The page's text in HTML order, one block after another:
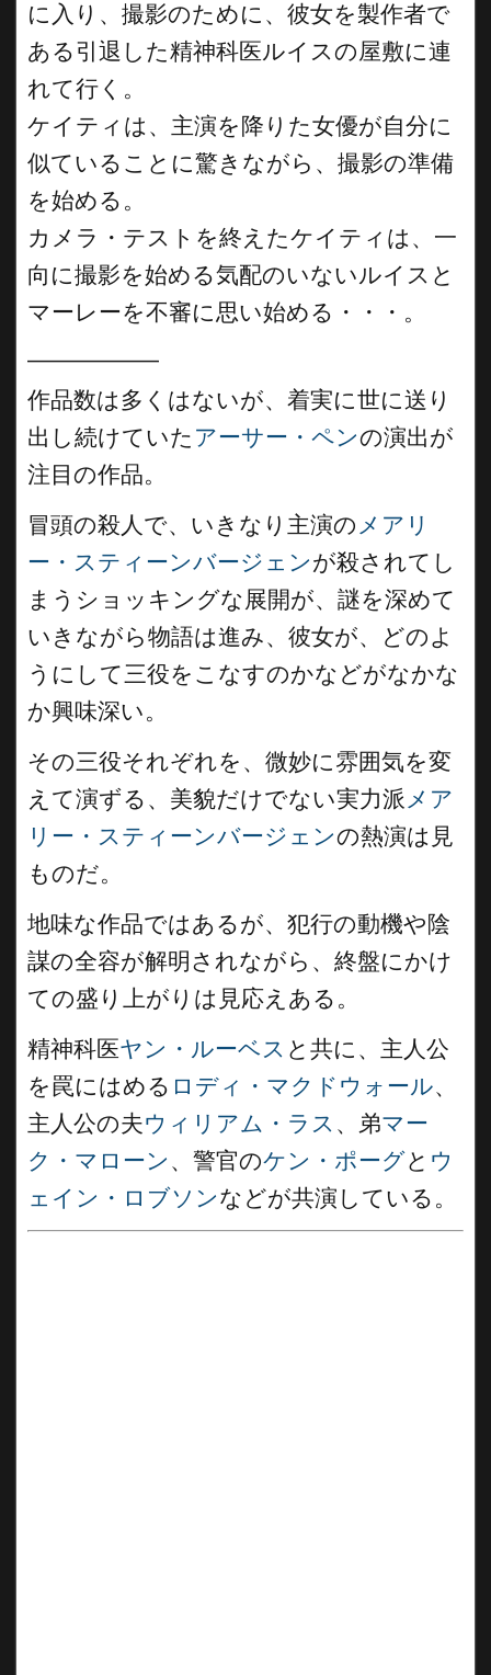
に入り、撮影のために、彼女を製作者で
ある引退した精神科医ルイスの屋敷に連
れて行く。
ケイティは、主演を降りた女優が自分に
似ていることに驚きながら、撮影の準備
を始める。
カメラ・テストを終えたケイティは、一
向に撮影を始める気配のいないルイスと
マーレーを不審に思い始める・・・。
作品数は多くはないが、着実に世に送り
出し続けていた アーサー・ペンの演出が
注目の作品。
冒頭の殺人で、いきなり主演の メアリ
ー・スティーンバージェンが殺されてし
まうショッキングな展開が、謎を深めて
いきながら物語は進み、彼女が、どのよ
うにして三役をこなすのかなどがなかな
か興味深い。
その三役それぞれを、微妙に雰囲気を変
えて演ずる、美貌だけでない実力派 メア
リー・スティーンバージェンの熱演は見
ものだ。
地味な作品ではあるが、犯行の動機や陰
謀の全容が解明されながら、終盤にかけ
ての盛り上がりは見応えある。
精神科医ヤン・ルーベス と共に、主人公
を罠にはめる ロディ・マクドウォール、
主人公の夫ウィリアム・ラス 、弟マー
ク・マローン 、警官のケン・ポーグと ウ
ェイン・ロブソンなどが共演している。